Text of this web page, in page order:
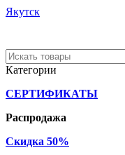
Якутск
Категории
СЕРТИФИКАТЫ
Распродажа
Скидка 50%